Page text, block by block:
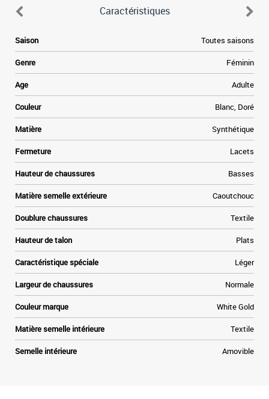
Caractéristiques
Saison Toutes saisons
Genre Féminin
Age Adulte
Couleur Blanc, Doré
Matière Synthétique
Fermeture Lacets
Hauteur de chaussures Basses
Matière semelle extérieure Caoutchouc
Doublure chaussures Textile
Hauteur de talon Plats
Caractéristique spéciale Léger
Largeur de chaussures Normale
Couleur marque White Gold
Matière semelle intérieure Textile
Semelle intérieure Amovible